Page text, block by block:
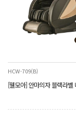
HCW-709(B)
[웰모아] 안마의자 블랙라벨